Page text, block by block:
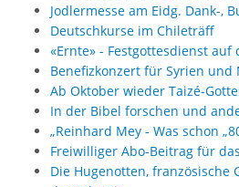
Jodlermesse am Eidg. Dank-,
Deutschkurse im Chileträff
«Ernte» - Festgottesdienst auf
Benefizkonzert für Syrien und
Ab Oktober wieder Taizé-
In der Bibel forschen und
„Reinhard Mey - Was schon
Freiwilliger Abo-Beitrag für
Die Hugenotten, französische